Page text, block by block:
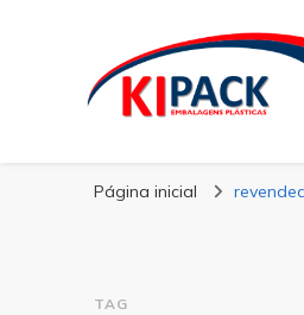
Kipack
Página inicial
TAG